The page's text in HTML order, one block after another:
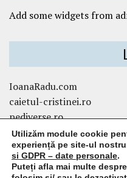
Utilizăm module cookie
experiență pe site-ul
si GDPR – date personale.
Puteți afla mai multe
Add some widgets from
IoanaRadu.com
caietul-cristinei.ro
pediverse.ro